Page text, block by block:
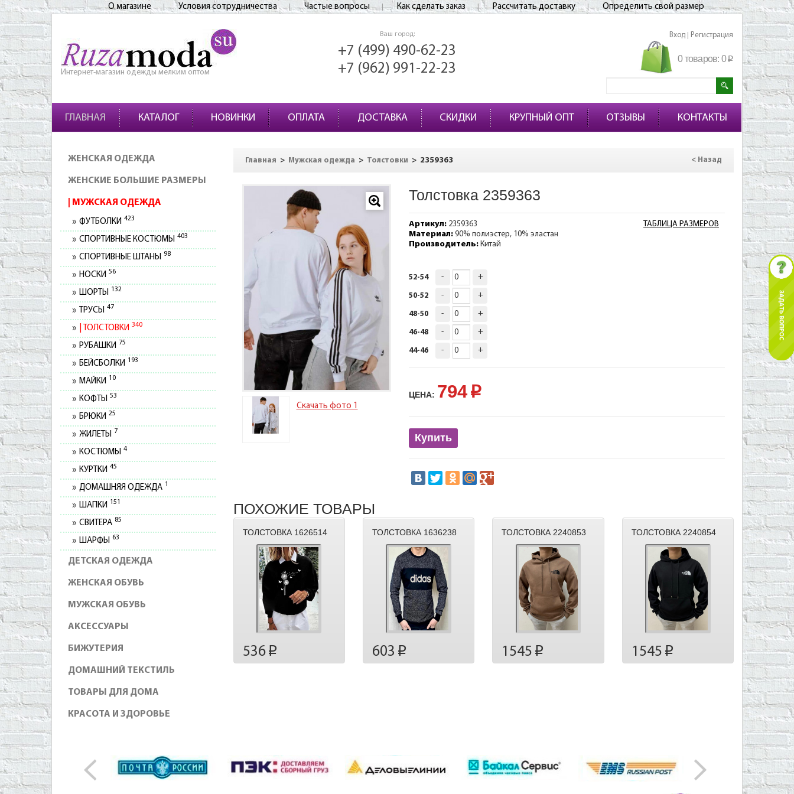
О магазине Условия сотрудничества Частые вопросы Как сделать заказ Рассчитать доставку Определить свой размер
Интернет-магазин одежды мелким оптом
Ваш город:
+7 (499) 490-62-23
+7 (962) 991-22-23
Вход Регистрация
0 товаров: 0p
ГЛАВНАЯ КАТАЛОГ НОВИНКИ ОПЛАТА ДОСТАВКА СКИДКИ КРУПНЫЙ ОПТ ОТЗЫВЫ КОНТАКТЫ
ЖЕНСКАЯ ОДЕЖДА
ЖЕНСКИЕ БОЛЬШИЕ РАЗМЕРЫ
МУЖСКАЯ ОДЕЖДА
ФУТБОЛКИ 423
СПОРТИВНЫЕ КОСТЮМЫ 403
СПОРТИВНЫЕ ШТАНЫ 98
НОСКИ 56
ШОРТЫ 132
ТРУСЫ 47
ТОЛСТОВКИ 340
РУБАШКИ 75
БЕЙСБОЛКИ 193
МАЙКИ 10
КОФТЫ 53
БРЮКИ 25
ЖИЛЕТЫ 7
КОСТЮМЫ 4
КУРТКИ 45
ДОМАШНЯЯ ОДЕЖДА 1
ШАПКИ 151
СВИТЕРА 85
ШАРФЫ 63
ДЕТСКАЯ ОДЕЖДА
ЖЕНСКАЯ ОБУВЬ
МУЖСКАЯ ОБУВЬ
АКСЕССУАРЫ
БИЖУТЕРИЯ
ДОМАШНИЙ ТЕКСТИЛЬ
ТОВАРЫ ДЛЯ ДОМА
КРАСОТА И ЗДОРОВЬЕ
Главная > Мужская одежда > Толстовки > 2359363 < Назад
Скачать фото 1
Толстовка 2359363
ТАБЛИЦА РАЗМЕРОВ
Артикул:2359363
Материал:90% полиэстер, 10% эластан
Производитель:Китай
52-54 - +
50-52 - +
48-50 - +
46-48 - +
44-46 - +
ЦЕНА: 794p
Купить
ПОХОЖИЕ ТОВАРЫ
ТОЛСТОВКА 1626514
536p
ТОЛСТОВКА 1636238
603 p
ТОЛСТОВКА 2240853
1545 p
ТОЛСТОВКА 2240854
1545 p